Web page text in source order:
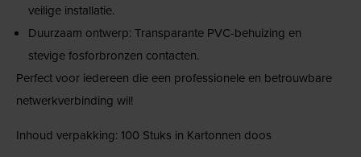
veilige installatie.
Duurzaam ontwerp: Transparante PVC-behuizing en
stevige fosforbronzen contacten.
Perfect voor iedereen die een professionele en betrouwbare
netwerkverbinding wil!
Inhoud verpakking: 100 Stuks in Kartonnen doos